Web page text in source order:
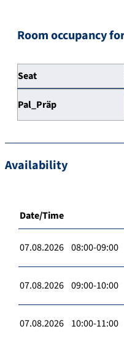
Room occupancy
Seat
Pal_Präp
Availability
Date/Time
07.08.2026 08:00-09:00
07.08.2026 09:00-10:00
07.08.2026 10:00-11:00